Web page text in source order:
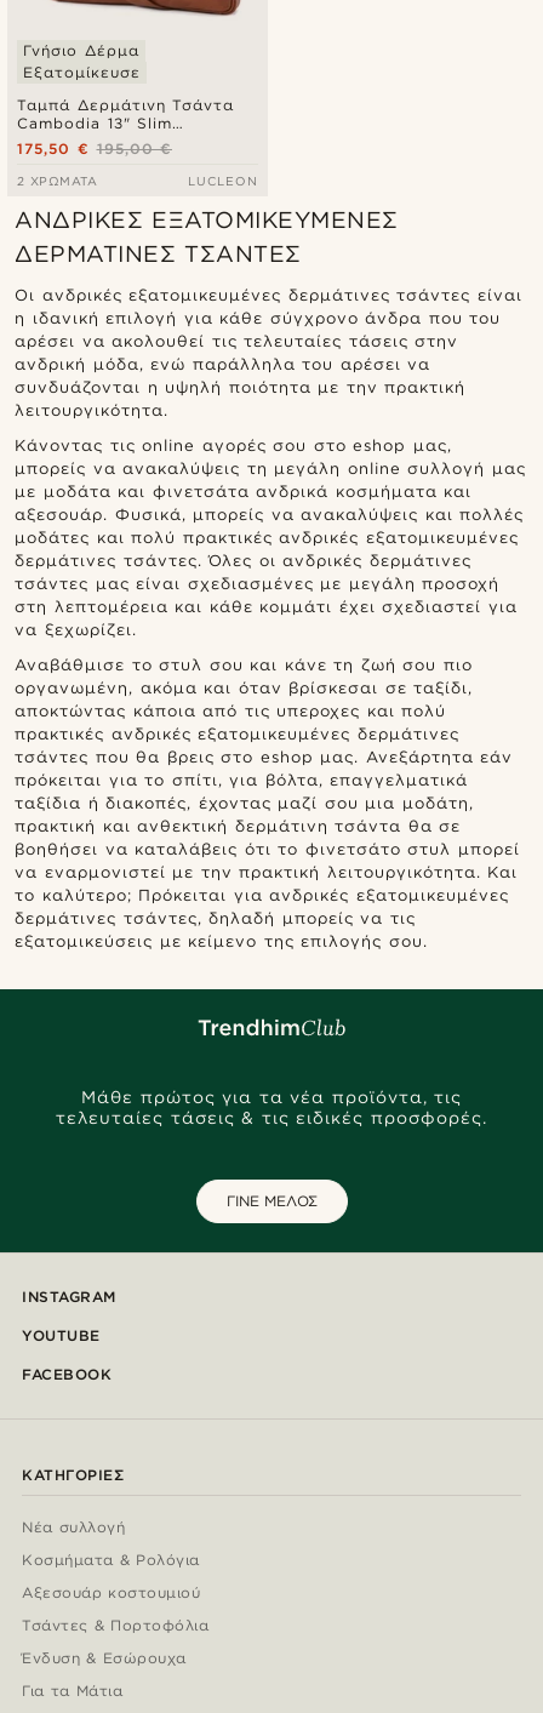
Ταμπά Δερμάτινη Τσάντα
Cambodia 13" Slim
Executive
Γνήσιο Δέρμα
Εξατομίκευσε
195,00 €
175,50 €
2 ΧΡΏΜΑΤΑ LUCLEON
ΑΝΔΡΙΚΈΣ ΕΞΑΤΟΜΙΚΕΥΜΈΝΕΣ
ΔΕΡΜΆΤΙΝΕΣ ΤΣΆΝΤΕΣ
Οι ανδρικές εξατομικευμένες δερμάτινες τσάντες είναι
η ιδανική επιλογή για κάθε σύγχρονο άνδρα που του
αρέσει να ακολουθεί τις τελευταίες τάσεις στην
ανδρική μόδα, ενώ παράλληλα του αρέσει να
συνδυάζονται η υψηλή ποιότητα με την πρακτική
λειτουργικότητα.
Κάνοντας τις online αγορές σου στο eshop μας,
μπορείς να ανακαλύψεις τη μεγάλη online συλλογή μας
με μοδάτα και φινετσάτα ανδρικά κοσμήματα και
αξεσουάρ. Φυσικά, μπορείς να ανακαλύψεις και πολλές
μοδάτες και πολύ πρακτικές ανδρικές εξατομικευμένες
δερμάτινες τσάντες. Όλες οι ανδρικές δερμάτινες
τσάντες μας είναι σχεδιασμένες με μεγάλη προσοχή
στη λεπτομέρεια και κάθε κομμάτι έχει σχεδιαστεί για
να ξεχωρίζει.
Αναβάθμισε το στυλ σου και κάνε τη ζωή σου πιο
οργανωμένη, ακόμα και όταν βρίσκεσαι σε ταξίδι,
αποκτώντας κάποια από τις υπεροχες και πολύ
πρακτικές ανδρικές εξατομικευμένες δερμάτινες
τσάντες που θα βρεις στο eshop μας. Ανεξάρτητα εάν
πρόκειται για το σπίτι, για βόλτα, επαγγελματικά
ταξίδια ή διακοπές, έχοντας μαζί σου μια μοδάτη,
πρακτική και ανθεκτική δερμάτινη τσάντα θα σε
βοηθήσει να καταλάβεις ότι το φινετσάτο στυλ μπορεί
να εναρμονιστεί με την πρακτική λειτουργικότητα. Και
το καλύτερο; Πρόκειται για ανδρικές εξατομικευμένες
δερμάτινες τσάντες, δηλαδή μπορείς να τις
εξατομικεύσεις με κείμενο της επιλογής σου.
Μάθε πρώτος για τα νέα προϊόντα, τις
τελευταίες τάσεις & τις ειδικές προσφορές.
ΓΙΝΕ ΜΕΛΟΣ
INSTAGRAM
YOUTUBE
FACEBOOK
ΚΑΤΗΓΟΡΊΕΣ
Νέα συλλογή
Κοσμήματα & Ρολόγια
Αξεσουάρ κοστουμιού
Τσάντες & Πορτοφόλια
Ένδυση & Εσώρουχα
Για τα Μάτια